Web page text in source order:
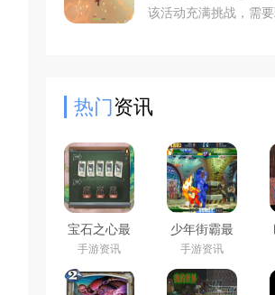
该活动充满挑战，需要
热门资讯
宝石之心最
全游戏攻略
解说_宝石之
心最新游戏
技巧通关
手游资讯
少年街霸最
全游戏攻略
解说_少年街
霸最新游戏
技巧通关
手游资讯